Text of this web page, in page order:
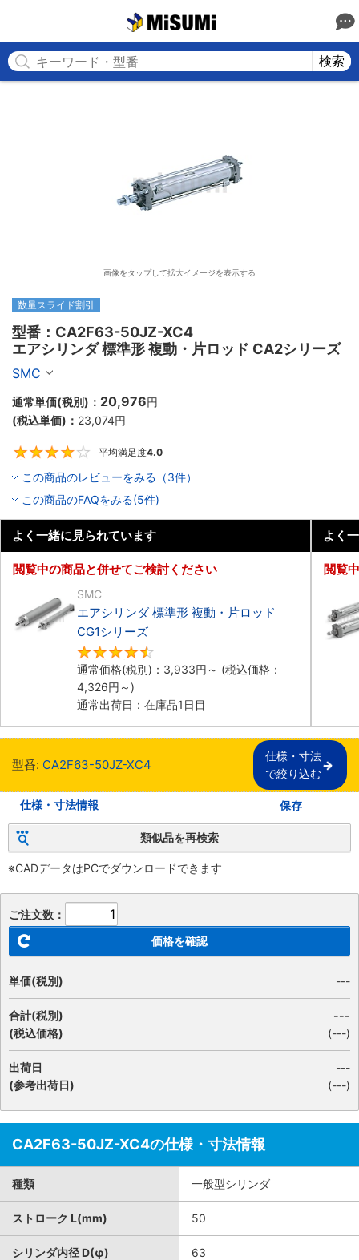
検索
画像をタップして拡大イメージを表示する
数量スライド割引
型番：CA2F63-50JZ-XC4
エアシリンダ 標準形 複動・片ロッド CA2シリーズ
SMC
通常単価(税別)： 20,976円
(税込単価)： 23,074円
平均満足度4.0
この商品のレビューをみる（3件）
この商品のFAQをみる(5件)
よく一緒に見られています
閲覧中の商品と併せてご検討ください
SMC
エアシリンダ 標準形 複動・片ロッド
CG1シリーズ
通常価格(税別)： 3,933円 ～ (税込価格：
4,326円 ～)
通常出荷日：在庫品1日目
よく
閲覧
型番: CA2F63-50JZ-XC4
仕様・寸法
で絞り込む
仕様・寸法情報 保存
類似品を再検索
※CADデータはPCでダウンロードできます
ご注文数：
価格を確認
単価(税別) ---
合計(税別)
(税込価格)
---
(---)
出荷日
(参考出荷日)
---
(---)
CA2F63-50JZ-XC4の仕様・寸法情報
種類 一般型シリンダ
ストローク L(mm) 50
シリンダ内径 D(φ) 63